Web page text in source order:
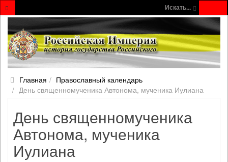
Искать...
Главная
Православный календарь
День священномученика Автонома, мученика Иулиана
День священномученика
Автонома, мученика
Иулиана